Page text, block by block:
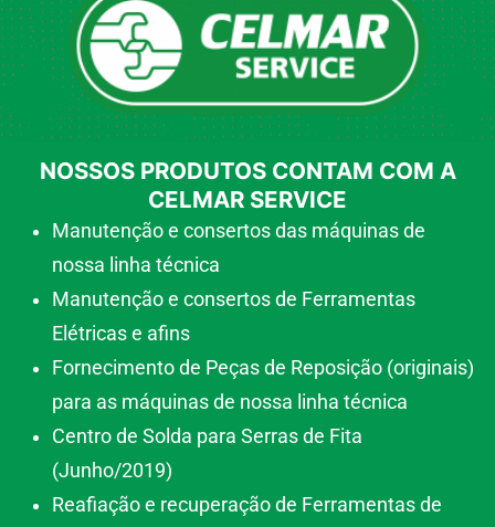
NOSSOS PRODUTOS CONTAM COM A
CELMAR SERVICE
Manutenção e consertos das máquinas de
nossa linha técnica
Manutenção e consertos de Ferramentas
Elétricas e afins
Fornecimento de Peças de Reposição (originais)
para as máquinas de nossa linha técnica
Centro de Solda para Serras de Fita
(Junho/2019)
Reafiação e recuperação de Ferramentas de